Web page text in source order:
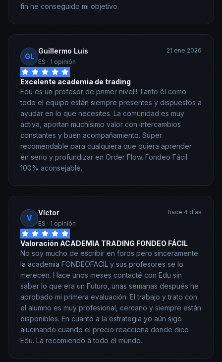
fin he conseguido mi objetivo.
GL
Guillermo Luis
ES · 1 opinión
21 ene 2026
Excelente academia de trading
Edu es un profesor de primer nivel!! Tanto él como
todo el equipo están siempre presentes y dispuestos a
ayudar en lo que necesites. La comunidad es muy
activa, aportan muchísimo valor con intercambios
constantes y buen acompañamiento. Súper
recomendable para cualquiera que quiera aprender
en serio y profundizar en Order Flow. Fondeo Fácil
100% aconsejable.
V
Víctor
ES · 1 opinión
hace 4 días
Valoración ACADEMIA TRADING FONDEO FÁCIL
No soy mucho de escribir en foros pero sinceramente
la academia FONDEOFACIL y sus profesores se lo
merecen. Hace unos meses contacté con Edu sin
saber lo que era un Futuro, unas semanas después he
aprobado mi primera evaluación. El trabajo y trato con
el alumno es muy profesional, cercano y siempre están
disponibles. En cuanto a la estrategia yo aún sigo
alucinando cuando el precio reacciona donde dice
Edu. La recomiendo a todo el mundo.